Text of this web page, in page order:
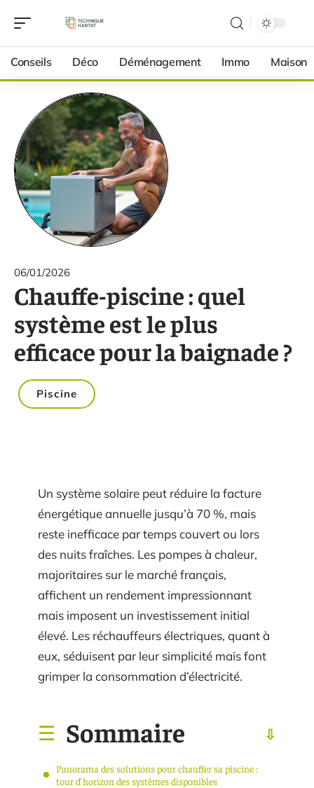
Conseils Déco Déménagement Immo Maison
06/01/2026
Chauffe-piscine : quel
système est le plus
efficace pour la baignade ?
Piscine
Un système solaire peut réduire la facture
énergétique annuelle jusqu’à 70 %, mais
reste inefficace par temps couvert ou lors
des nuits fraîches. Les pompes à chaleur,
majoritaires sur le marché français,
affichent un rendement impressionnant
mais imposent un investissement initial
élevé. Les réchauffeurs électriques, quant à
eux, séduisent par leur simplicité mais font
grimper la consommation d’électricité.
Sommaire
Panorama des solutions pour chauffer sa piscine :
tour d’horizon des systèmes disponibles